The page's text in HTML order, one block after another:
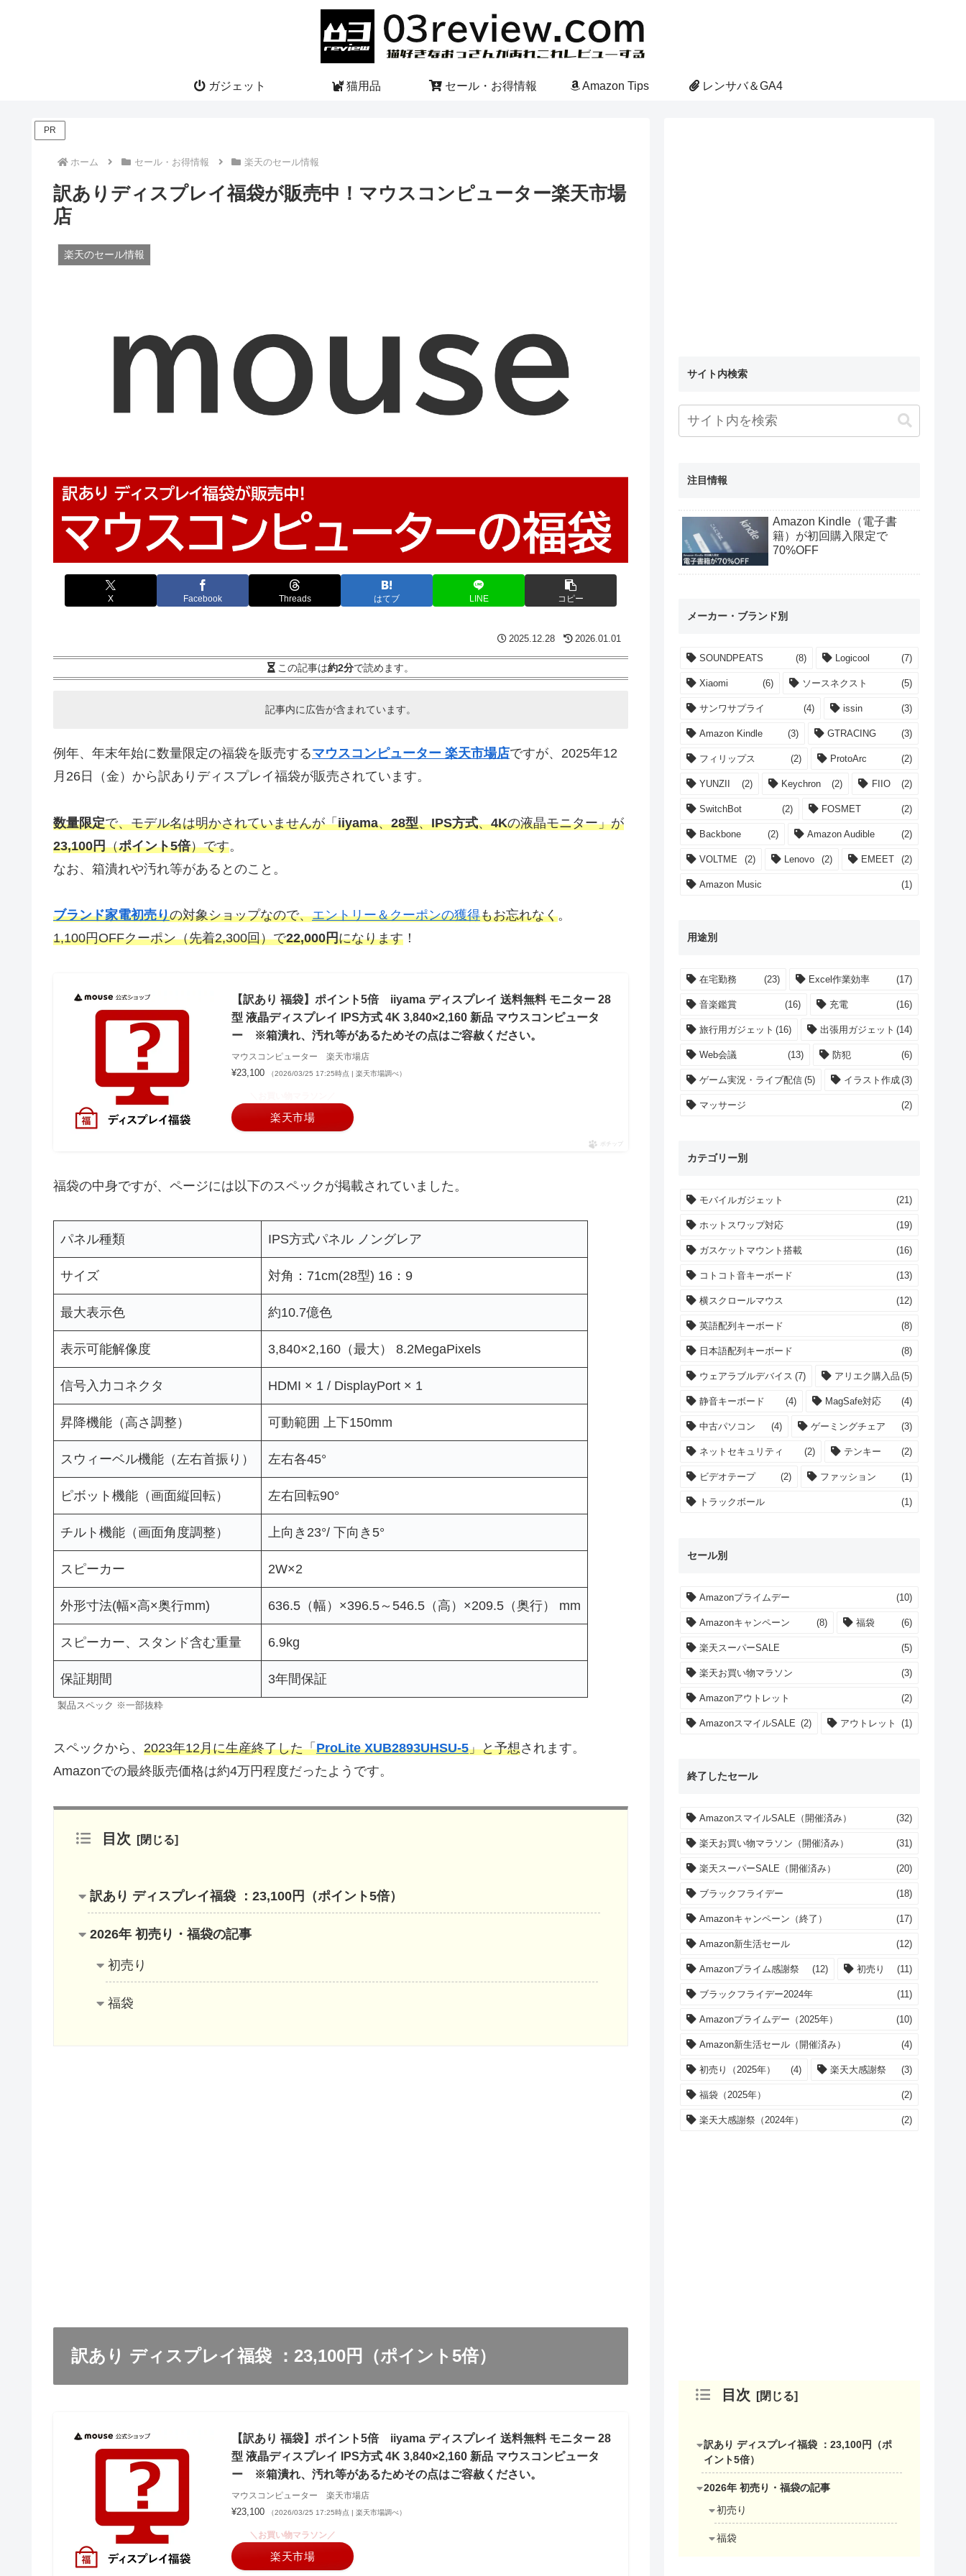
ガジェット 猫用品 セール・お得情報 Amazon Tips レンサバ＆GA4
PR
ホーム セール・お得情報 楽天のセール情報
訳ありディスプレイ福袋が販売中！マウスコンピューター楽天市場
店
楽天のセール情報
X Facebook Threads はてブ LINE コピー
2025.12.28 2026.01.01
この記事は約2分で読めます。
記事内に広告が含まれています。
例年、年末年始に数量限定の福袋を販売するマウスコンピューター 楽天市場店ですが、2025年12
月26日（金）から訳ありディスプレイ福袋が販売されています。
数量限定で、モデル名は明かされていませんが「iiyama、28型、IPS方式、4Kの液晶モニター」が
23,100円（ポイント5倍）です。
なお、箱潰れや汚れ等があるとのこと。
ブランド家電初売りの対象ショップなので、エントリー＆クーポンの獲得もお忘れなく。
1,100円OFFクーポン（先着2,300回）で22,000円になります ！
【訳あり 福袋】ポイント5倍 iiyama ディスプレイ 送料無料 モニター 28
型 液晶ディスプレイ IPS方式 4K 3,840×2,160 新品 マウスコンピュータ
ー ※箱潰れ、汚れ等があるためその点はご容赦ください。
マウスコンピューター 楽天市場店
¥23,100 （2026/03/25 17:25時点 | 楽天市場調べ）
楽天市場
ポチップ
福袋の中身ですが、ページには以下のスペックが掲載されていました。
パネル種類 IPS方式パネル ノングレア
サイズ 対角：71cm(28型) 16：9
最大表示色 約10.7億色
表示可能解像度 3,840×2,160（最大） 8.2MegaPixels
信号入力コネクタ HDMI × 1 / DisplayPort × 1
昇降機能（高さ調整） 可動範囲 上下150mm
スウィーベル機能（左右首振り） 左右各45°
ピボット機能（画面縦回転） 左右回転90°
チルト機能（画面角度調整） 上向き23°/ 下向き5°
スピーカー 2W×2
外形寸法(幅×高×奥行mm) 636.5（幅）×396.5～546.5（高）×209.5（奥行） mm
スピーカー、スタンド含む重量 6.9kg
保証期間 3年間保証
製品スペック ※一部抜粋
スペックから、 2023年12月に生産終了した「ProLite XUB2893UHSU-5」と予想されます。
Amazonでの最終販売価格は約4万円程度だったようです。
目次
訳あり ディスプレイ福袋 ：23,100円（ポイント5倍）
2026年 初売り・福袋の記事
初売り
福袋
訳あり ディスプレイ福袋 ：23,100円（ポイント5倍）
【訳あり 福袋】ポイント5倍 iiyama ディスプレイ 送料無料 モニター 28
型 液晶ディスプレイ IPS方式 4K 3,840×2,160 新品 マウスコンピュータ
ー ※箱潰れ、汚れ等があるためその点はご容赦ください。
マウスコンピューター 楽天市場店
¥23,100 （2026/03/25 17:25時点 | 楽天市場調べ）
＼お買い物マラソン／
楽天市場
サイト内検索
注目情報
Amazon Kindle（電子書
籍）が初回購入限定で
70%OFF
メーカー・ブランド別
SOUNDPEATS (8) Logicool (7)
Xiaomi (6) ソースネクスト (5)
サンワサプライ (4) issin (3)
Amazon Kindle (3) GTRACING (3)
フィリップス (2) ProtoArc (2)
YUNZII (2) Keychron (2) FIIO (2)
SwitchBot (2) FOSMET (2)
Backbone (2) Amazon Audible (2)
VOLTME (2) Lenovo (2) EMEET (2)
Amazon Music (1)
用途別
在宅勤務 (23) Excel作業効率 (17)
音楽鑑賞 (16) 充電 (16)
旅行用ガジェット (16) 出張用ガジェット (14)
Web会議 (13) 防犯 (6)
ゲーム実況・ライブ配信 (5) イラスト作成(3)
マッサージ (2)
カテゴリー別
モバイルガジェット (21)
ホットスワップ対応 (19)
ガスケットマウント搭載 (16)
コトコト音キーボード (13)
横スクロールマウス (12)
英語配列キーボード (8)
日本語配列キーボード (8)
ウェアラブルデバイス (7) アリエク購入品 (5)
静音キーボード (4) MagSafe対応 (4)
中古パソコン (4) ゲーミングチェア (3)
ネットセキュリティ (2) テンキー (2)
ビデオテープ (2) ファッション (1)
トラックボール (1)
セール別
Amazonプライムデー (10)
Amazonキャンペーン (8) 福袋 (6)
楽天スーパーSALE (5)
楽天お買い物マラソン (3)
Amazonアウトレット (2)
AmazonスマイルSALE (2) アウトレット (1)
終了したセール
AmazonスマイルSALE（開催済み） (32)
楽天お買い物マラソン（開催済み） (31)
楽天スーパーSALE（開催済み） (20)
ブラックフライデー (18)
Amazonキャンペーン（終了） (17)
Amazon新生活セール (12)
Amazonプライム感謝祭 (12) 初売り (11)
ブラックフライデー2024年 (11)
Amazonプライムデー（2025年） (10)
Amazon新生活セール（開催済み） (4)
初売り（2025年） (4) 楽天大感謝祭 (3)
福袋（2025年） (2)
楽天大感謝祭（2024年） (2)
目次
訳あり ディスプレイ福袋 ：23,100円（ポ
イント5倍）
2026年 初売り・福袋の記事
初売り
福袋